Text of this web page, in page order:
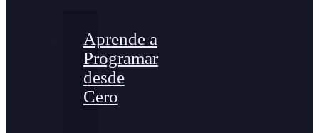
Aprende a
Programar
desde
Cero